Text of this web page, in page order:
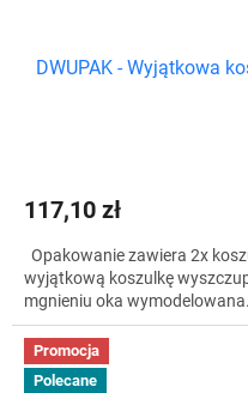
DWUPAK - Wyjątkowa
117,10 zł
Opakowanie zawiera 2x
wyjątkową koszulkę
mgnieniu oka
Promocja
Polecane